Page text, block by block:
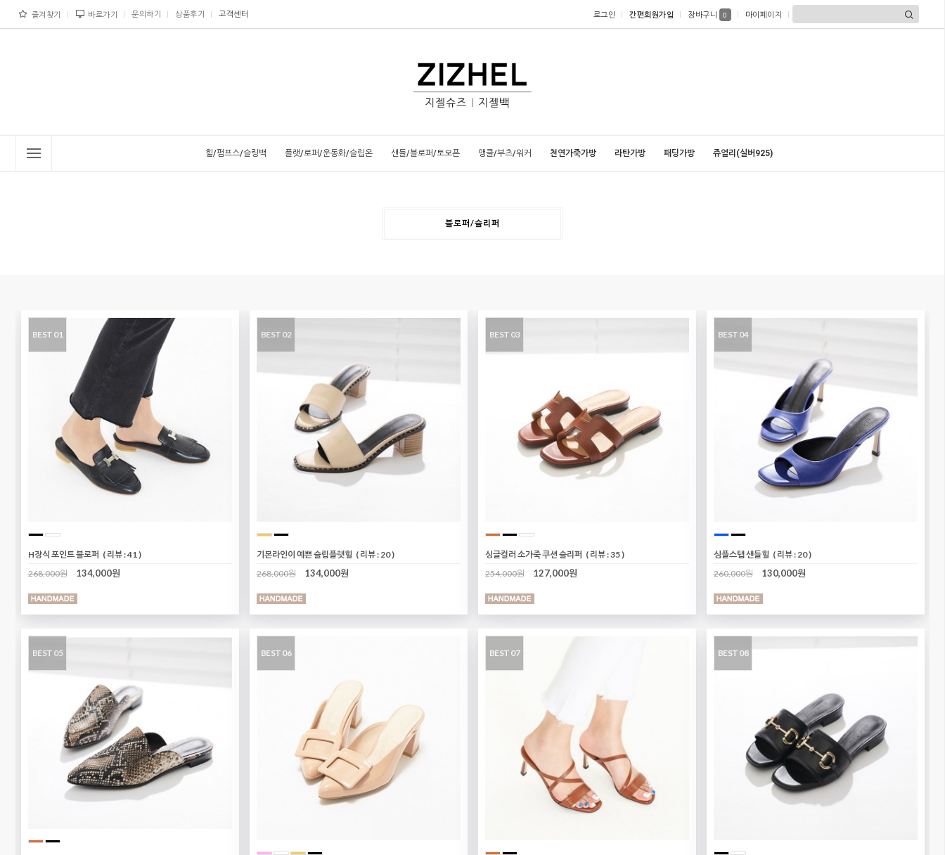
즐겨찾기 바로가기 문의하기 상품후기 고객센터 로그인 간편회원가입 장바구니 0 마이페이지
힐/펌프스/슬링백 플랫/로퍼/운동화/슬립온 샌들/블로퍼/토오픈 앵클/부츠/워커 천연가죽가방 라탄가방 패딩가방 쥬얼리(실버925)
블로퍼/슬리퍼
BEST 01
H장식 포인트 블로퍼 ( 리뷰 : 41 )
268,000원
134,000원
BEST 02
기본라인이 예쁜 슬립플랫힐 ( 리뷰 : 20 )
268,000원
134,000원
BEST 03
싱글컬러 소가죽 쿠션 슬리퍼 ( 리뷰 : 35 )
254,000원
127,000원
BEST 04
심플스탭 샌들힐 ( 리뷰 : 20 )
260,000원
130,000원
BEST 05 BEST 06 BEST 07 BEST 08